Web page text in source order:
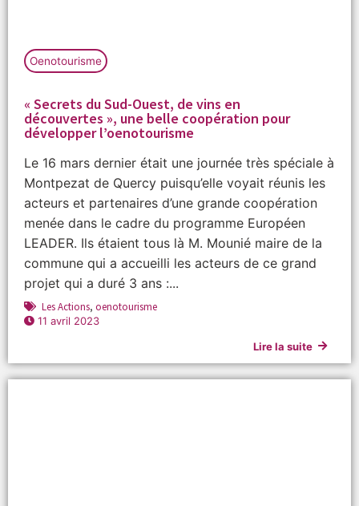
Oenotourisme
« Secrets du Sud-Ouest, de vins en
découvertes », une belle coopération pour
développer l’oenotourisme
Le 16 mars dernier était une journée très spéciale à
Montpezat de Quercy puisqu’elle voyait réunis les
acteurs et partenaires d’une grande coopération
menée dans le cadre du programme Européen
LEADER. Ils étaient tous là M. Mounié maire de la
commune qui a accueilli les acteurs de ce grand
projet qui a duré 3 ans :...
Les Actions, oenotourisme
11 avril 2023
Lire la suite